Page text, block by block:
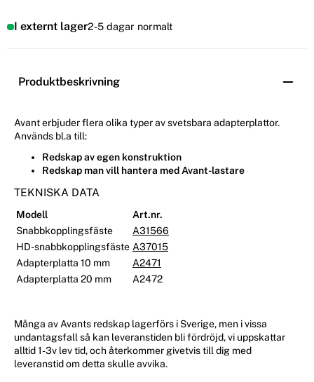
I externt lager2-5 dagar normalt
Produktbeskrivning
Avant erbjuder flera olika typer av svetsbara adapterplattor.
Används bl.a till:
Redskap av egen konstruktion
Redskap man vill hantera med Avant-lastare
TEKNISKA DATA
Modell
Art.nr.
Snabbkopplingsfäste
A31566
HD-snabbkopplingsfäste A37015
Adapterplatta 10 mm
A2471
Adapterplatta 20 mm
A2472
Många av Avants redskap lagerförs i Sverige, men i vissa
undantagsfall så kan leveranstiden bli fördröjd, vi uppskattar
alltid 1-3v lev tid, och återkommer givetvis till dig med
leveranstid om detta skulle avvika.